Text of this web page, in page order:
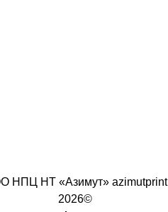
НПЦ НТ «Азимут» azimutprint
2026©